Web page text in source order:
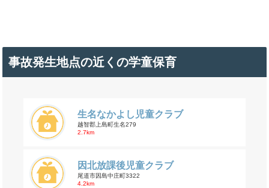
事故発生地点の近くの学童保育
生名なかよし児童クラブ
越智郡上島町生名279
2.7km
因北放課後児童クラブ
尾道市因島中庄町3322
4.2km